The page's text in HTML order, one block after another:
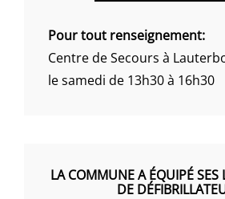
Pour tout renseignement:
Centre de Secours à
le samedi de 13h30 à 16h30
LA COMMUNE A ÉQUIPÉ SES
DE